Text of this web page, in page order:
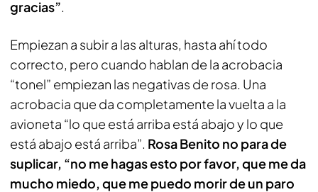
gracias”.
Empiezan a subir a las alturas, hasta ahí todo
correcto, pero cuando hablan de la acrobacia
“tonel” empiezan las negativas de rosa. Una
acrobacia que da completamente la vuelta a la
avioneta “lo que está arriba está abajo y lo que
está abajo está arriba”. Rosa Benito no para de
suplicar, “no me hagas esto por favor, que me da
mucho miedo, que me puedo morir de un paro